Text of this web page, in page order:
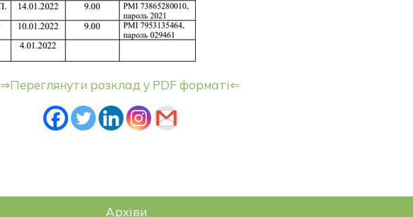
⇒Переглянути розклад у PDF форматі⇐
Архіви